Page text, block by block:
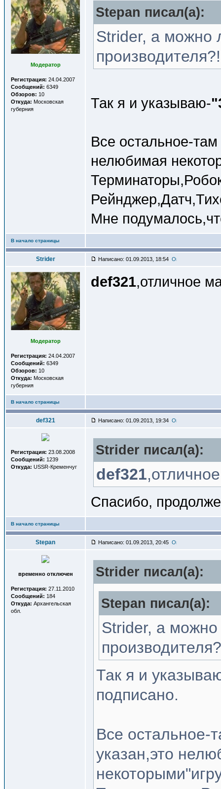
Модератор
Регистрация: 24.04.2007
Сообщений: 6349
Обзоров: 10
Откуда: Московская
губерния
Stepan писал(a):
Strider, а можно
производителя?!
Так я и указываю-
Все остальное-там
нелюбимая
Мне
В начало страницы
Strider Написано: 01.09.2013, 18:54
Модератор
Регистрация: 24.04.2007
Сообщений: 6349
Обзоров: 10
Откуда: Московская
губерния
def321,отличное
В начало страницы
def321 Написано: 01.09.2013, 19:34
Регистрация: 23.08.2008
Сообщений: 1239
Откуда: USSR-Кременчуг
Strider писал(a):
def321
Спасибо,
В начало страницы
Stepan Написано: 01.09.2013, 20:45
временно отключен
Регистрация: 27.11.2010
Сообщений: 184
Откуда: Архангельская
обл.
Strider писал(a):
Stepan писал(a):
Strider, а
Так я и
подписано.
Все остальное-
указан,это